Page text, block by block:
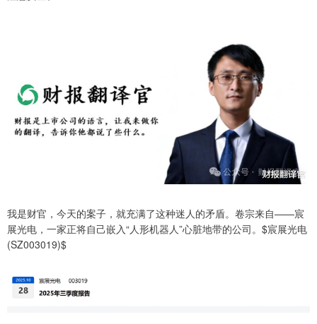
我是财官，今天的案子，就充满了这种迷人的矛盾。卷宗来自——宸
展光电，一家正将自己嵌入“人形机器人”心脏地带的公司。$宸展光电
(SZ003019)$